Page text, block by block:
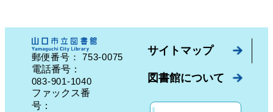
郵便番号：753-0075 山口県山口市中園町７番７号
電話番号：
083-901-1040
ファックス番
号：
サイトマップ
図書館について